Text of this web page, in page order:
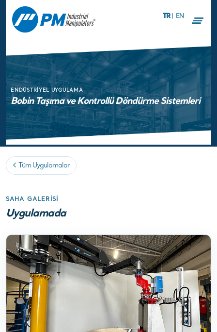
TR| EN
ENDÜSTRIYEL UYGULAMA
Bobin Taşıma ve Kontrollü Döndürme Sistemleri
Tüm Uygulamalar
SAHA GALERISI
Uygulamada